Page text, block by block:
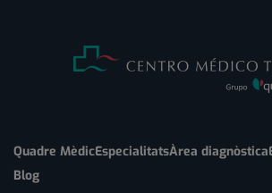
Quadre MèdicEspecialitatsÀrea diagnòstica
Blog